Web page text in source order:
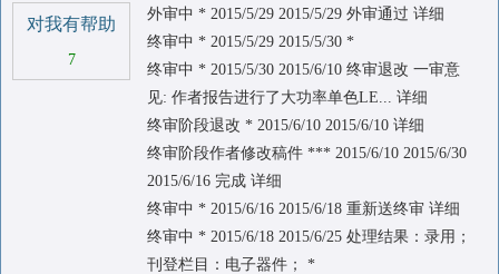
对我有帮助
7
外审中 * 2015/5/29 2015/5/29 外审通过 详细
终审中 * 2015/5/29 2015/5/30 *
终审中 * 2015/5/30 2015/6/10 终审退改 一审意
见: 作者报告进行了大功率单色LE... 详细
终审阶段退改 * 2015/6/10 2015/6/10 详细
终审阶段作者修改稿件 *** 2015/6/10 2015/6/30
2015/6/16 完成 详细
终审中 * 2015/6/16 2015/6/18 重新送终审 详细
终审中 * 2015/6/18 2015/6/25 处理结果：录用；
刊登栏目：电子器件； *